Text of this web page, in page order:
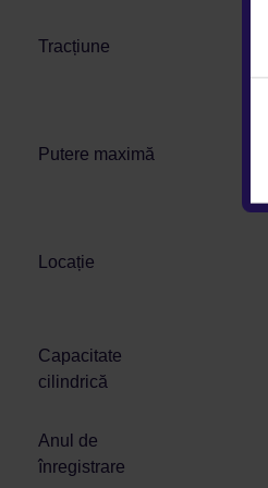
Tracțiune
Putere maximă
Locație
Capacitate
cilindrică
Anul de
înregistrare